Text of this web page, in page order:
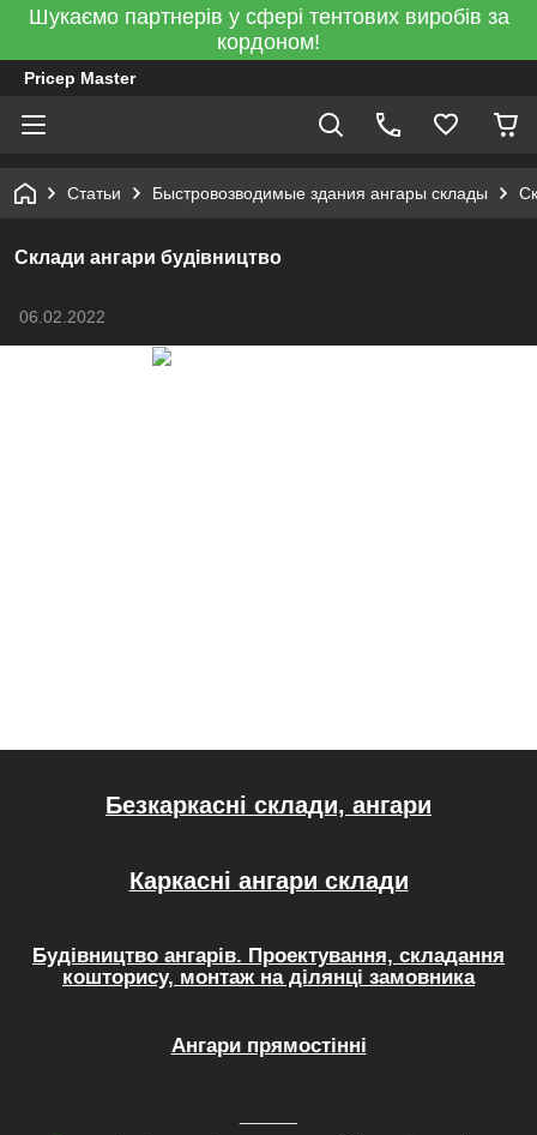
Шукаємо партнерів у сфері тентових виробів за
кордоном!
Pricep Master
Статьи Быстровозводимые здания ангары склады
Склади ангари будівництво
06.02.2022
Безкаркасні склади, ангари
Каркасні ангари склади
Будівництво ангарів. Проектування, складання
кошторису, монтаж на ділянці замовника
Ангари прямостінні